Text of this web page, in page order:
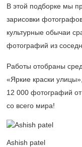
В этой подборке мы
зарисовки
культурные обычаи
фотографий из
Работы отобраны
«Яркие краски
12 000 фотографий
со всего мира!
Ashish patel